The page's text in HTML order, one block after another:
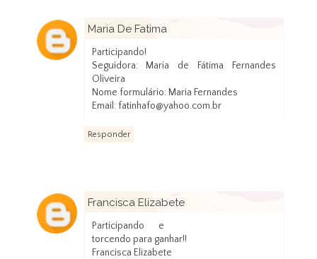
Maria De Fatima
Participando!
Seguidora: Maria de Fátima Fernandes
Oliveira
Nome formulário: Maria Fernandes
Email: fatinhafo@yahoo.com.br
Responder
Francisca Elizabete
Participando e
torcendo para ganhar!!
Francisca Elizabete